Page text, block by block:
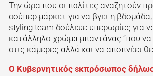
Την ώρα που οι πολίτες αναζητούν
σούπερ μάρκετ για να βγει η
styling team δούλευε υπερωρίες για
κατάλληλο χρώμα μπαντάνας “που να
στις κάμερες αλλά και να αποπνέει
Ο Κυβερνητικός εκπρόσωπος